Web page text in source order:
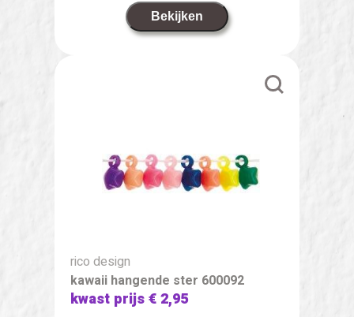
Bekijken
rico design
kawaii hangende ster 600092
kwast prijs€ 2,95